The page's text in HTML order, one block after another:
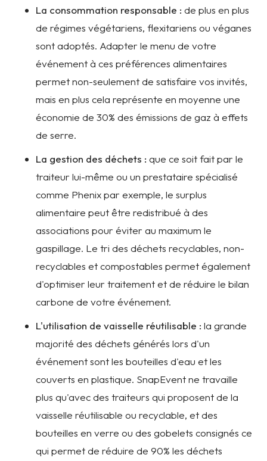
La consommation responsable : de plus en plus
de régimes végétariens, flexitariens ou véganes
sont adoptés. Adapter le menu de votre
événement à ces préférences alimentaires
permet non-seulement de satisfaire vos invités,
mais en plus cela représente en moyenne une
économie de 30% des émissions de gaz à effets
de serre.
La gestion des déchets : que ce soit fait par le
traiteur lui-même ou un prestataire spécialisé
comme Phenix par exemple, le surplus
alimentaire peut être redistribué à des
associations pour éviter au maximum le
gaspillage. Le tri des déchets recyclables, non-
recyclables et compostables permet également
d'optimiser leur traitement et de réduire le bilan
carbone de votre événement.
L'utilisation de vaisselle réutilisable : la grande
majorité des déchets générés lors d'un
événement sont les bouteilles d'eau et les
couverts en plastique. SnapEvent ne travaille
plus qu'avec des traiteurs qui proposent de la
vaisselle réutilisable ou recyclable, et des
bouteilles en verre ou des gobelets consignés ce
qui permet de réduire de 90% les déchets